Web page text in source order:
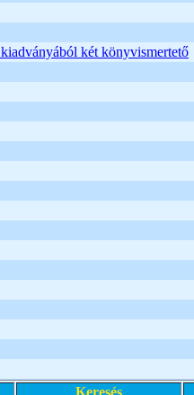
két könyvismertető
Keresés